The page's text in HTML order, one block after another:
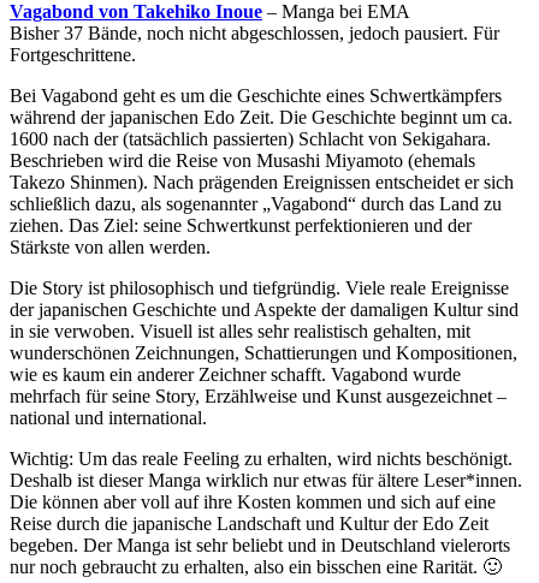
Vagabond von Takehiko Inoue – Manga bei EMA
Bisher 37 Bände, noch nicht abgeschlossen, jedoch pausiert. Für
Fortgeschrittene.
Bei Vagabond geht es um die Geschichte eines Schwertkämpfers
während der japanischen Edo Zeit. Die Geschichte beginnt um ca.
1600 nach der (tatsächlich passierten) Schlacht von Sekigahara.
Beschrieben wird die Reise von Musashi Miyamoto (ehemals
Takezo Shinmen). Nach prägenden Ereignissen entscheidet er sich
schließlich dazu, als sogenannter „Vagabond“ durch das Land zu
ziehen. Das Ziel: seine Schwertkunst perfektionieren und der
Stärkste von allen werden.
Die Story ist philosophisch und tiefgründig. Viele reale Ereignisse
der japanischen Geschichte und Aspekte der damaligen Kultur sind
in sie verwoben. Visuell ist alles sehr realistisch gehalten, mit
wunderschönen Zeichnungen, Schattierungen und Kompositionen,
wie es kaum ein anderer Zeichner schafft. Vagabond wurde
mehrfach für seine Story, Erzählweise und Kunst ausgezeichnet –
national und international.
Wichtig: Um das reale Feeling zu erhalten, wird nichts beschönigt.
Deshalb ist dieser Manga wirklich nur etwas für ältere Leser*innen.
Die können aber voll auf ihre Kosten kommen und sich auf eine
Reise durch die japanische Landschaft und Kultur der Edo Zeit
begeben. Der Manga ist sehr beliebt und in Deutschland vielerorts
nur noch gebraucht zu erhalten, also ein bisschen eine Rarität. 🙂